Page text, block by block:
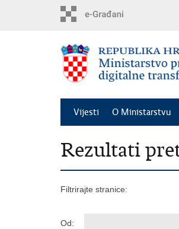
Vijesti O Ministarstvu
Rezultati
Filtrirajte stranice:
Od: